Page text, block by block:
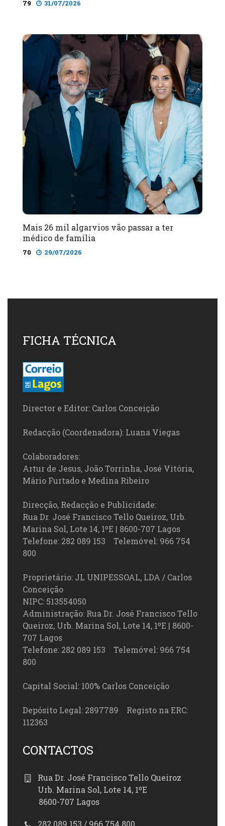
79 31/07/2026
Mais 26 mil algarvios vão passar a ter
médico de família
70 29/07/2026
FICHA TÉCNICA
Director e Editor: Carlos Conceição
Redacção (Coordenadora): Luana Viegas
Colaboradores:
Artur de Jesus, João Torrinha, José Vitória,
Mário Furtado e Medina Ribeiro
Direcção, Redacção e Publicidade:
Rua Dr. José Francisco Tello Queiroz, Urb.
Marina Sol, Lote 14, 1ºE | 8600-707 Lagos
Telefone: 282 089 153 Telemóvel: 966 754
800
Proprietário: JL UNIPESSOAL, LDA / Carlos
Conceição
NIPC: 513554050
Administração: Rua Dr. José Francisco Tello
Queiroz, Urb. Marina Sol, Lote 14, 1ºE | 8600-
707 Lagos
Telefone: 282 089 153 Telemóvel: 966 754
800
Capital Social: 100% Carlos Conceição
Depósito Legal: 2897789 Registo na ERC:
112363
CONTACTOS
Rua Dr. José Francisco Tello Queiroz
Urb. Marina Sol, Lote 14, 1ºE
8600-707 Lagos
282 089 153 / 966 754 800